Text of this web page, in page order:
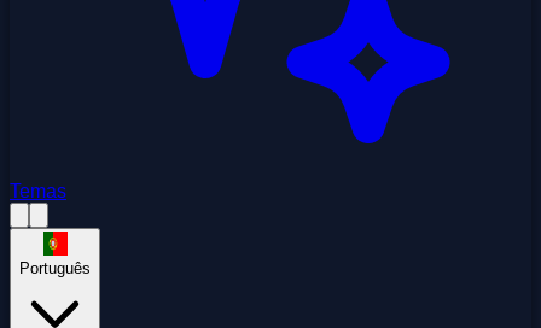
Temas
Português